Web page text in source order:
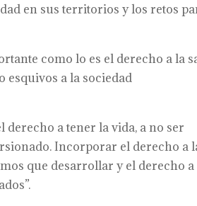
en sus territorios y los retos
como lo es el derecho a la
esquivos a la sociedad
derecho a tener la vida, a no ser
Incorporar el derecho a
que desarrollar y el derecho a